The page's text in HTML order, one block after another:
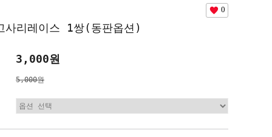
0
사리레이스 1쌍(동판옵션)
3,000원
5,000원